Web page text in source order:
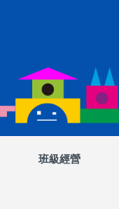
班級經營